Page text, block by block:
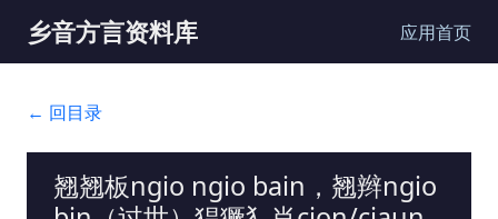
乡音方言资料库 应用首页
← 回目录
翘翘板ngio ngio bain，翘辫ngio